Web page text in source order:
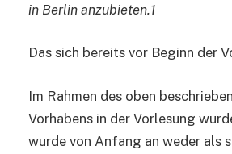
in Berlin anzubieten.1
Das sich bereits vor Beginn der
Im Rahmen des oben
Vorhabens in der Vorlesung
wurde von Anfang an weder als